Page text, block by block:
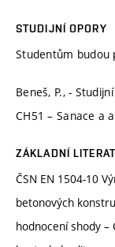
STUDIJNÍ OPORY
Studentům budou
Beneš, P., -
CH51 – Sanace a
ZÁKLADNÍ
ČSN EN 1504-10
betonových
hodnocení shody